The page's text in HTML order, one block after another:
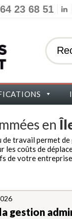
23 68 51
en
de travail permet
les coûts de
de votre
gestion